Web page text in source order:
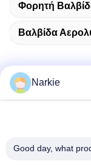
Φορητή
Βαλβίδα
Οδός Yingbin
Narkie
Good day, what